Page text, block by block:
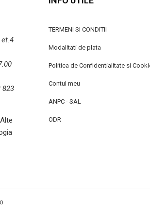
et.4
823
TERMENI SI CONDITII
Modalitati de plata
Politica de Confidentialitate si
Contul meu
ANPC - SAL
ODR